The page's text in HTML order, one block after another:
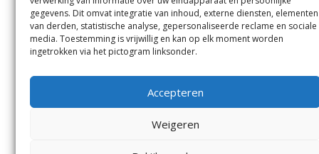
gegevens. Dit omvat integratie van inhoud, externe diensten, elementen
van derden, statistische analyse, gepersonaliseerde reclame en sociale
media. Toestemming is vrijwillig en kan op elk moment worden
ingetrokken via het pictogram linksonder.
Accepteren
Weigeren
Contact
Andere uitgaven
Bezorgklacht
Vacatures
Voorwaarden
Privacyverklaring